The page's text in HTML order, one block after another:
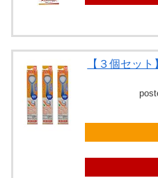
【３個セッ